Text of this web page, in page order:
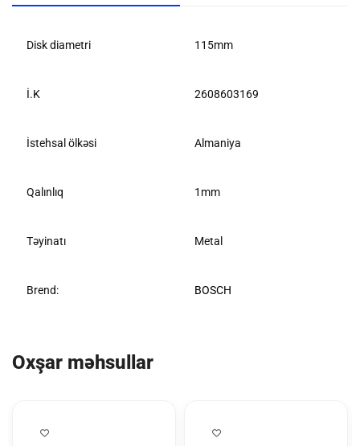
Disk diametri 115mm
İ.K 2608603169
İstehsal ölkəsi Almaniya
Qalınlıq 1mm
Təyinatı Metal
Brend: BOSCH
Oxşar məhsullar